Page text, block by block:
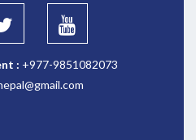
: +977-9851082073